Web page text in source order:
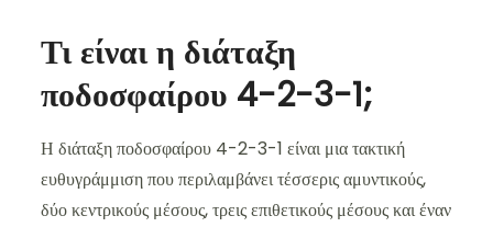
Τι είναι η διάταξη
ποδοσφαίρου 4-2-3-1;
Η διάταξη ποδοσφαίρου 4-2-3-1 είναι μια τακτική
ευθυγράμμιση που περιλαμβάνει τέσσερις αμυντικούς,
δύο κεντρικούς μέσους, τρεις επιθετικούς μέσους και έναν